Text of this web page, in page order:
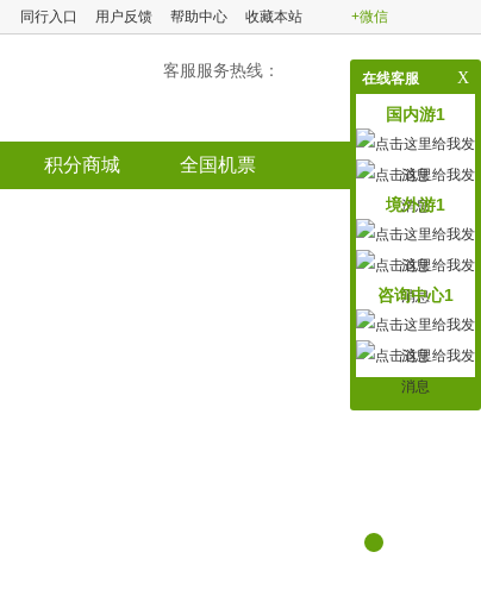
同行入口 用户反馈 帮助中心 收藏本站 +微信
客服服务热线：
积分商城 全国机票
X
在线客服
国内游1
境外游1
咨询中心1